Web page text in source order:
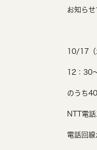
お知らせ
10/17（
12：30
のうち
NTT電
電話回線